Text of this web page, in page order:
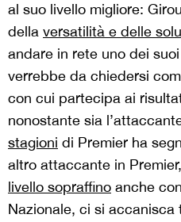
al suo livello migliore:
della versatilità e delle
andare in rete uno dei
verrebbe da chiedersi
con cui partecipa ai
nonostante sia
stagioni di Premier ha
altro attaccante in
livello sopraffino anche
Nazionale, ci si